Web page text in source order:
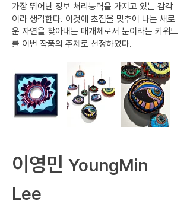
가장 뛰어난 정보 처리능력을 가지고 있는 감각
이라 생각한다. 이것에 초점을 맞추어 나는 새로
운 자연을 찾아내는 매개체로서 눈이라는 키워드
를 이번 작품의 주제로 선정하였다.
이영민 YoungMin
Lee